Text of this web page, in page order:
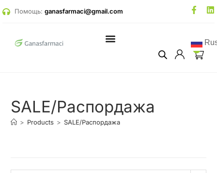
Помощь: ganasfarmaci@gmail.com
0
SALE/Распордажа
> Products > SALE/Распордажа